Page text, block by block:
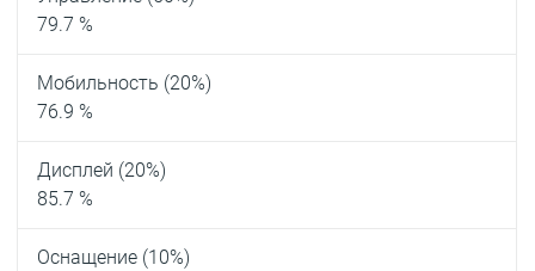
79.7 %
Мобильность (20%)
76.9 %
Дисплей (20%)
85.7 %
Оснащение (10%)